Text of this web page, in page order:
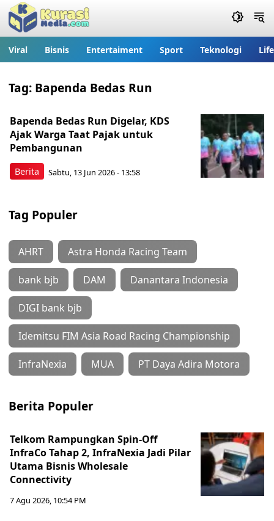
Viral Bisnis Entertaiment Sport Teknologi
Tag: Bapenda Bedas Run
Berita
Bapenda Bedas Run Digelar, KDS
Ajak Warga Taat Pajak untuk
Pembangunan
Sabtu, 13 Jun 2026 - 13:58
Tag Populer
AHRT Astra Honda Racing Team
bank bjb DAM Danantara Indonesia
DIGI bank bjb
Idemitsu FIM Asia Road Racing Championship
InfraNexia MUA PT Daya Adira Motora
Berita Populer
Telkom Rampungkan Spin-Off
InfraCo Tahap 2, InfraNexia Jadi Pilar
Utama Bisnis Wholesale
Connectivity
7 Agu 2026, 10:54 PM